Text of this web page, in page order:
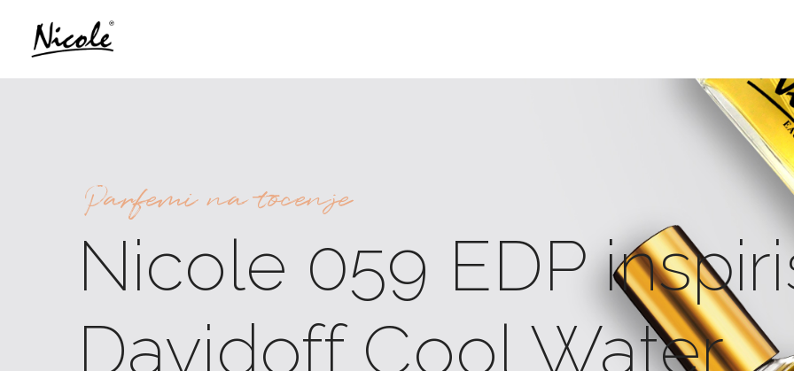
Parfemi na tocenje
Nicole 059 EDP
Davidoff Cool Water